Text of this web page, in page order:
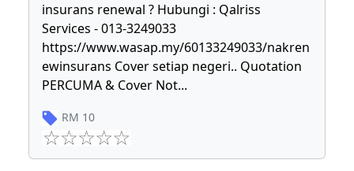
insurans renewal ? Hubungi : Qalriss
Services - 013-3249033
https://www.wasap.my/60133249033/nakren
ewinsurans Cover setiap negeri.. Quotation
PERCUMA & Cover Not...
RM 10